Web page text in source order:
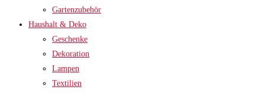
Gartenzubehör
Haushalt & Deko
Geschenke
Dekoration
Lampen
Textilien